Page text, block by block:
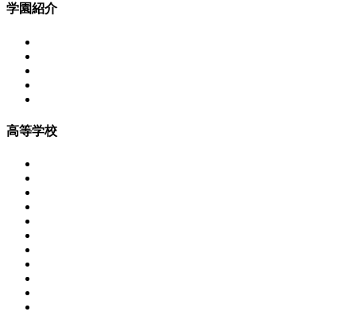
学園紹介
高等学校